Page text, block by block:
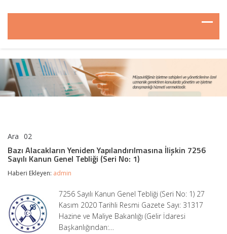
Ara 02
Yeniden
Yapılandırılmasına
İlişkin
Kanun
Genel
Tebliği
(Seri
Bazı Alacakların Yeniden Yapılandırılmasına İlişkin 7256
Sayılı Kanun Genel Tebliği (Seri No: 1)
Haberi Ekleyen: admin
7256 Sayılı Kanun Genel Tebliği (Seri No: 1) 27
Kasım 2020 Tarihli Resmi Gazete Sayı: 31317
Hazine ve Maliye Bakanlığı (Gelir İdaresi
Başkanlığından:…